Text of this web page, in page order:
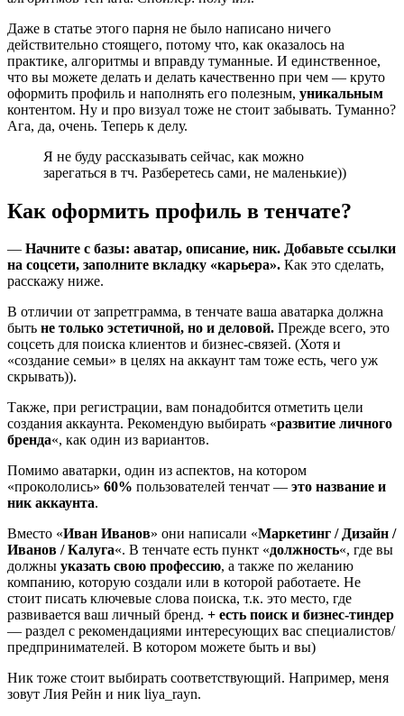
Даже в статье этого парня не было написано ничего
действительно стоящего, потому что, как оказалось на
практике, алгоритмы и вправду туманные. И единственное,
что вы можете делать и делать качественно при чем — круто
оформить профиль и наполнять его полезным, уникальным
контентом. Ну и про визуал тоже не стоит забывать. Туманно?
Ага, да, очень. Теперь к делу.
Я не буду рассказывать сейчас, как можно
зарегаться в тч. Разберетесь сами, не маленькие))
Как оформить профиль в тенчате?
— Начните с базы: аватар, описание, ник. Добавьте ссылки
на соцсети, заполните вкладку «карьера». Как это сделать,
расскажу ниже.
В отличии от запретграмма, в тенчате ваша аватарка должна
быть не только эстетичной, но и деловой. Прежде всего, это
соцсеть для поиска клиентов и бизнес-связей. (Хотя и
«создание семьи» в целях на аккаунт там тоже есть, чего уж
скрывать)).
Также, при регистрации, вам понадобится отметить цели
создания аккаунта. Рекомендую выбирать «развитие личного
бренда«, как один из вариантов.
Помимо аватарки, один из аспектов, на котором
«прокололись» 60% пользователей тенчат — это название и
ник аккаунта.
Вместо «Иван Иванов» они написали «Маркетинг / Дизайн /
Иванов / Калуга«. В тенчате есть пункт «должность«, где вы
должны указать свою профессию, а также по желанию
компанию, которую создали или в которой работаете. Не
стоит писать ключевые слова поиска, т.к. это место, где
развивается ваш личный бренд. + есть поиск и бизнес-тиндер
— раздел с рекомендациями интересующих вас специалистов/
предпринимателей. В котором можете быть и вы)
Ник тоже стоит выбирать соответствующий. Например, меня
зовут Лия Рейн и ник liya_rayn.